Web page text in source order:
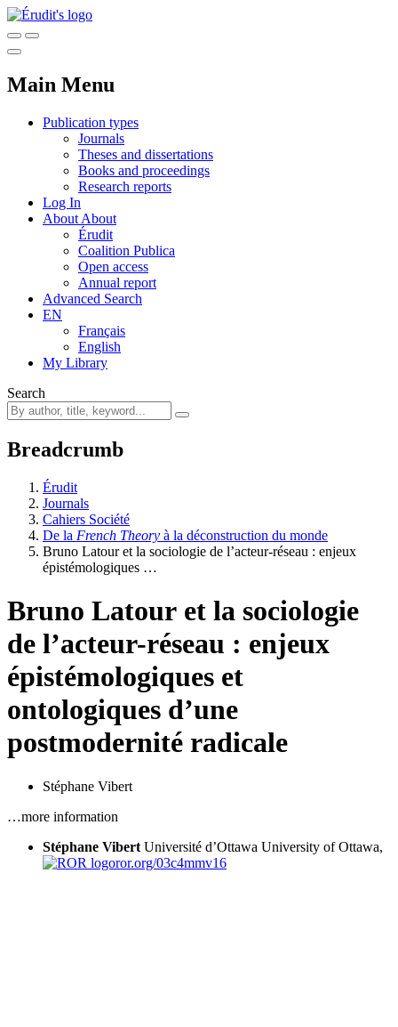
Main Menu
Publication types
Journals
Theses and dissertations
Books and proceedings
Research reports
Log In
About About
Érudit
Coalition Publica
Open access
Annual report
Advanced Search
EN
Français
English
My Library
Search
Breadcrumb
Érudit
Journals
Cahiers Société
De la French Theory à la déconstruction du monde
Bruno Latour et la sociologie de l’acteur-réseau : enjeux
épistémologiques …
Bruno Latour et la sociologie
de l’acteur-réseau : enjeux
épistémologiques et
ontologiques d’une
postmodernité radicale
Stéphane Vibert
…more information
Stéphane Vibert Université d’Ottawa University of Ottawa,
ror.org/03c4mmv16